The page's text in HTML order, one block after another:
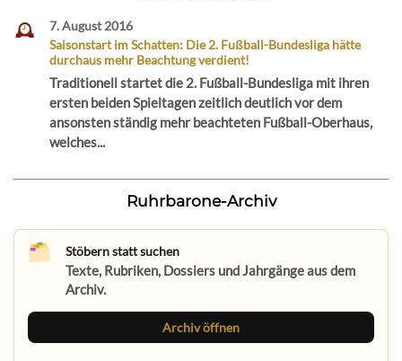
7. August 2016
Saisonstart im Schatten: Die 2. Fußball-Bundesliga hätte
durchaus mehr Beachtung verdient!
Traditionell startet die 2. Fußball-Bundesliga mit ihren
ersten beiden Spieltagen zeitlich deutlich vor dem
ansonsten ständig mehr beachteten Fußball-Oberhaus,
welches...
Ruhrbarone-Archiv
Stöbern statt suchen
Texte, Rubriken, Dossiers und Jahrgänge aus dem
Archiv.
Archiv öffnen